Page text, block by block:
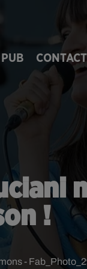
PUB CONTACT
!
-